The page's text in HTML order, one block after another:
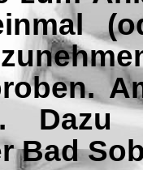
Bad